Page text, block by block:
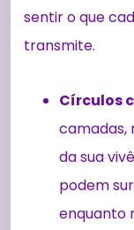
sentir o que
transmite.
Círculos
camadas,
da sua
podem
enquanto